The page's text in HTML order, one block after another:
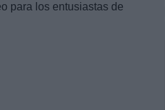
para los entusiastas de